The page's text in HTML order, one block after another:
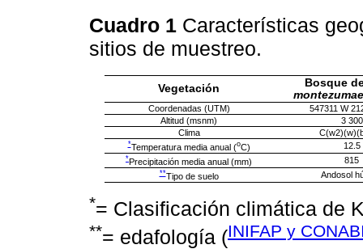
Cuadro 1 Características
sitios de muestreo.
Vegetación
Bosque
montezumae
Coordenadas (UTM)
547311 W
Altitud (msnm)
3 300
Clima
*Temperatura media anual (oC) 12.5
*Precipitación media anual (mm) 815
**Tipo de suelo Andosol
*= Clasificación climática de
**= edafología (INIFAP y